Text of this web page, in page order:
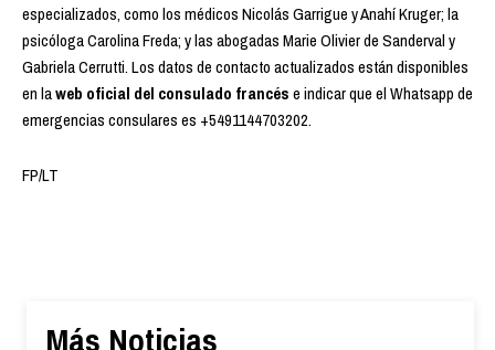
especializados, como los médicos Nicolás Garrigue y Anahí Kruger; la
psicóloga Carolina Freda; y las abogadas Marie Olivier de Sanderval y
Gabriela Cerrutti. Los datos de contacto actualizados están disponibles
en laweb oficial del consulado francése indicar que el Whatsapp de
emergencias consulares es +5491144703202.
FP/LT
Más Noticias